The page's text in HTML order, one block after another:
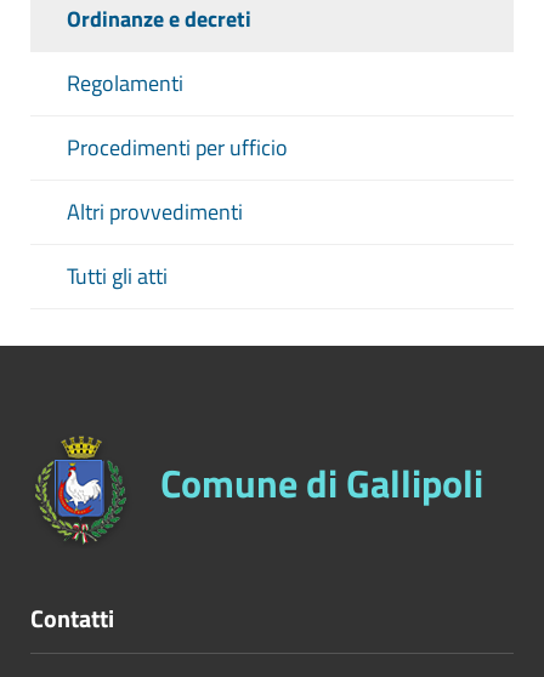
Ordinanze e decreti
Regolamenti
Procedimenti per ufficio
Altri provvedimenti
Tutti gli atti
Comune di Gallipoli
Contatti